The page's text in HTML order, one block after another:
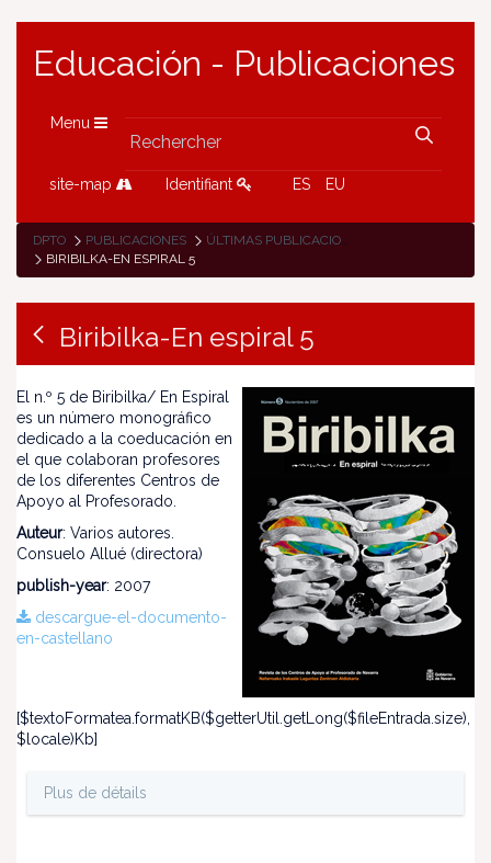
Educación - Publicaciones
Menu
site-map Identifiant ES EU
DPTO PUBLICACIONES
ÚLTIMAS PUBLICACIONES
BIRIBILKA-EN ESPIRAL 5
Biribilka-En espiral 5
El n.º 5 de Biribilka/ En Espiral
es un número monográfico
dedicado a la coeducación en
el que colaboran profesores
de los diferentes Centros de
Apoyo al Profesorado.
Auteur: Varios autores.
Consuelo Allué (directora)
publish-year: 2007
descargue-el-documento-
en-castellano
[$textoFormatea.formatKB($getterUtil.getLong($fileEntrada.size),
$locale)Kb]
Plus de détails